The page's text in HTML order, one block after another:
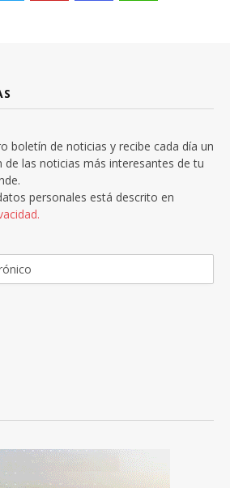
boletín de noticias y recibe cada día un
las noticias más interesantes de tu
personales está descrito en